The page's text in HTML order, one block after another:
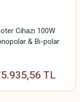
Cihazı 100W
& Bi-polar
TL